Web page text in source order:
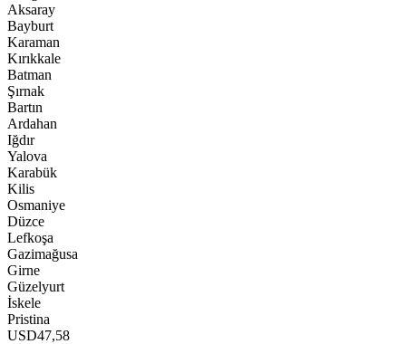
Aksaray
Bayburt
Karaman
Kırıkkale
Batman
Şırnak
Bartın
Ardahan
Iğdır
Yalova
Karabük
Kilis
Osmaniye
Düzce
Lefkoşa
Gazimağusa
Girne
Güzelyurt
İskele
Pristina
USD47,58